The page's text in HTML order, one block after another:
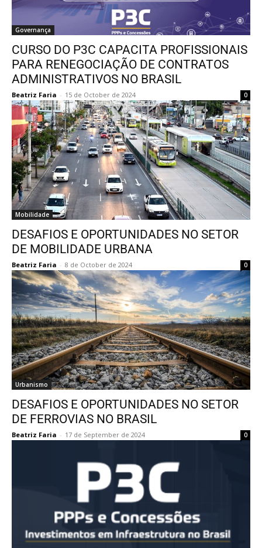
Governança
CURSO DO P3C CAPACITA PROFISSIONAIS
PARA RENEGOCIAÇÃO DE CONTRATOS
ADMINISTRATIVOS NO BRASIL
Beatriz Faria - 15 de October de 2024 0
Mobilidade
DESAFIOS E OPORTUNIDADES NO SETOR
DE MOBILIDADE URBANA
Beatriz Faria - 8 de October de 2024 0
Urbanismo
DESAFIOS E OPORTUNIDADES NO SETOR
DE FERROVIAS NO BRASIL
Beatriz Faria - 17 de September de 2024 0